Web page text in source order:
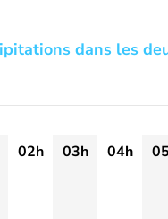
dans les
02h 03h 04h